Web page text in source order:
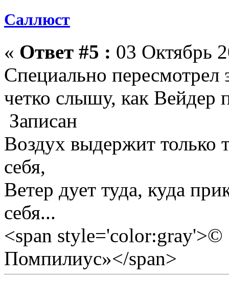
Саллюст
« Ответ #5 : 03 Октябрь
Специально
четко слышу, как Вейдер
Записан
Воздух выдержит только
себя,
Ветер дует туда, куда
себя...
<span style='color:gray'>©
Помпилиус»</span>